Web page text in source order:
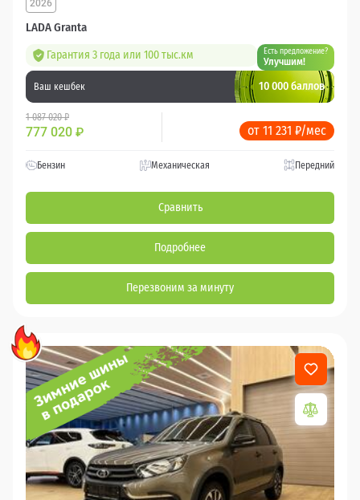
LADA Granta
2026
Гарантия 3 года или 100 тыс.км Есть предложение?
Улучшим!
Ваш кешбек 10 000 баллов
1 087 020 ₽
777 020 ₽ от 11 231 ₽/мес
Бензин Механическая Передний
Сравнить
Подробнее
Перезвоним за минуту